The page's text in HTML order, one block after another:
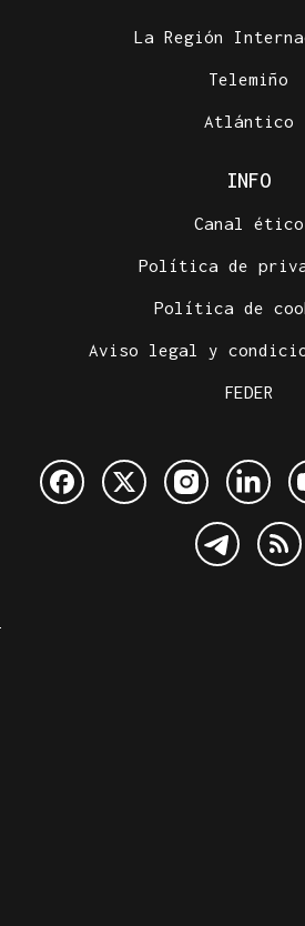
La Región
Telemiño
Atlántico
INFO
Canal ético
Política de
Política de
Aviso legal y
FEDER